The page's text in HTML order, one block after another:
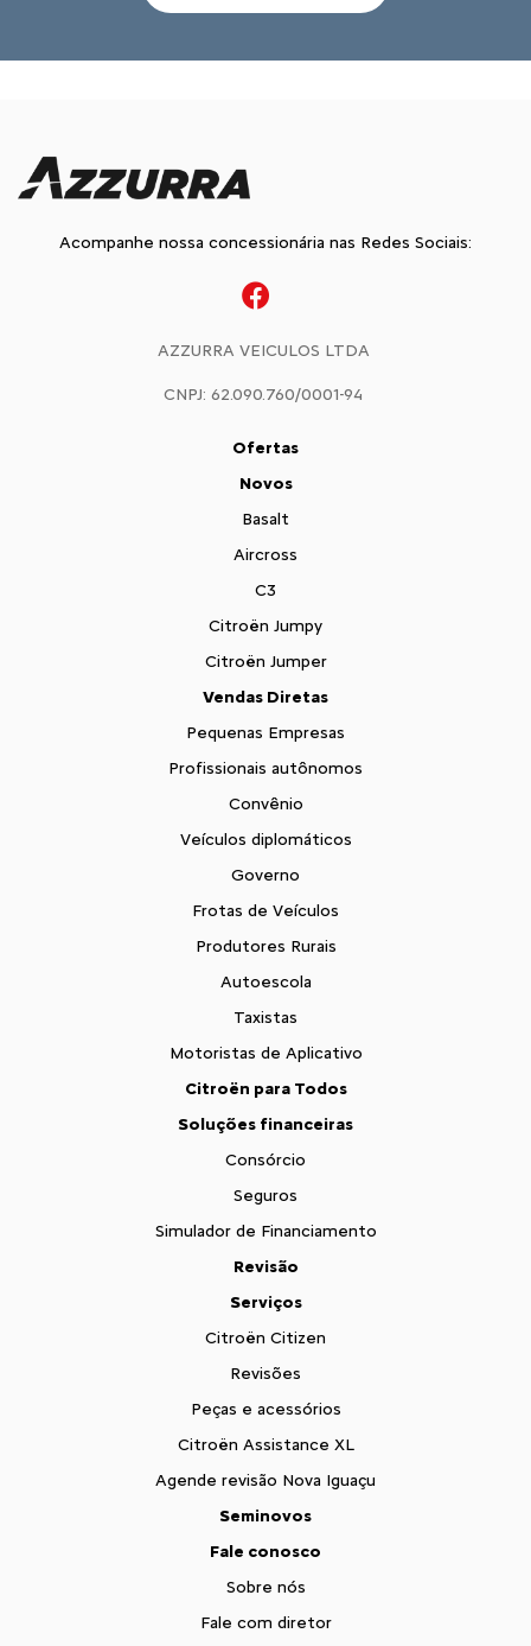
Acompanhe nossa concessionária nas Redes Sociais:
AZZURRA VEICULOS LTDA
CNPJ: 62.090.760/0001-94
Ofertas
Novos
Basalt
Aircross
C3
Citroën Jumpy
Citroën Jumper
Vendas Diretas
Pequenas Empresas
Profissionais autônomos
Convênio
Veículos diplomáticos
Governo
Frotas de Veículos
Produtores Rurais
Autoescola
Taxistas
Motoristas de Aplicativo
Citroën para Todos
Soluções financeiras
Consórcio
Seguros
Simulador de Financiamento
Revisão
Serviços
Citroën Citizen
Revisões
Peças e acessórios
Citroën Assistance XL
Agende revisão Nova Iguaçu
Seminovos
Fale conosco
Sobre nós
Fale com diretor